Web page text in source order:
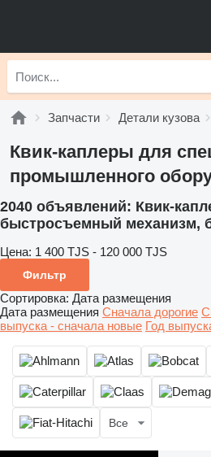
Запчасти Детали кузова
Квик-каплеры для
промышленного
2040 объявлений: Квик-
быстросъемный механизм,
Цена: 1 400 TJS - 120 000 TJS
Фильтр
Сортировка: Дата размещения
Дата размещения Сначала дорогие
выпуска - сначала новые Год
Все